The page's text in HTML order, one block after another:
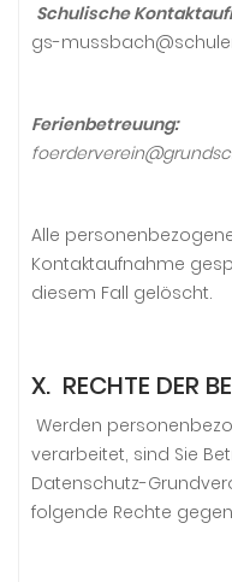
Schulische
gs-
Ferienbetreuung:
Alle
Kontaktaufnahme
diesem Fall gelöscht.
X. RECHTE DER
Werden
verarbeitet, sind Sie
Datenschutz-
folgende Rechte